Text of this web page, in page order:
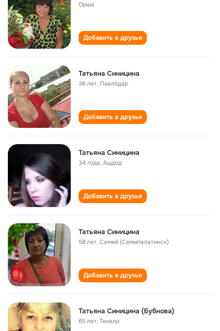
Орша
Добавить в друзья
Татьяна Синицина
36 лет, Павлодар
Добавить в друзья
Татьяна Синицина
34 года,Ашдод
Добавить в друзья
Татьяна Синицина
58 лет,Семей (Семипалатинск)
Добавить в друзья
Татьяна Синицина (Бубнова)
65 лет,Текели